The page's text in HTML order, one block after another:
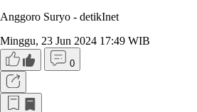
Anggoro Suryo - detikInet
Minggu, 23 Jun 2024 17:49 WIB
0